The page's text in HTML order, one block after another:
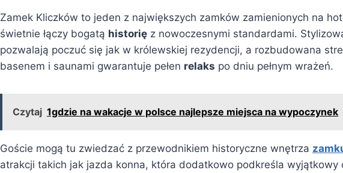
Zamek Kliczków to jeden z największych zamków zamienionych na
świetnie łączy bogatą historię z nowoczesnymi standardami.
pozwalają poczuć się jak w królewskiej rezydencji, a rozbudowana
basenem i saunami gwarantuje pełen relaks po dniu pełnym wrażeń.
Czytaj 1gdzie na wakacje w polsce najlepsze miejsca na wypoczynek
Goście mogą tu zwiedzać z przewodnikiem historyczne wnętrza
atrakcji takich jak jazda konna, która dodatkowo podkreśla wyjątkowy